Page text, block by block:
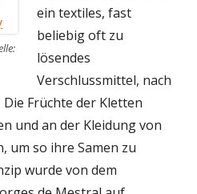
ein textiles, fast
beliebig oft zu
lösendes
Verschlussmittel, nach
Früchte der Kletten
und an der Kleidung von
um so ihre Samen zu
wurde von dem